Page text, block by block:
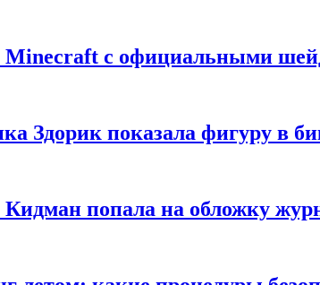
Minecraft с официальными
Здорик показала фигуру в
попала на обложку